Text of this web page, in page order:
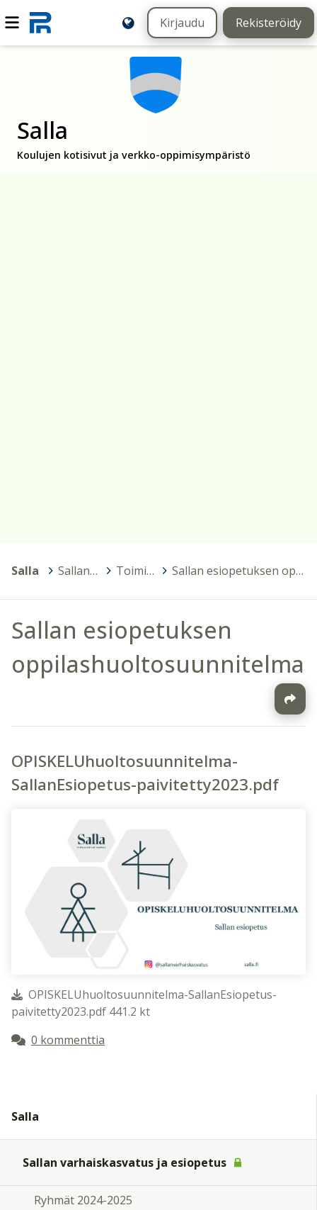
Kirjaudu Rekisteröidy
Salla
Koulujen kotisivut ja verkko-oppimisympäristö
Salla Sallan varhaiskasvatus ja esiopetus Toimintaamme ohjaavat asiakirjat Sallan esiopetuksen oppilashuoltosuunnitelma
Sallan esiopetuksen
oppilashuoltosuunnitelma
OPISKELUhuoltosuunnitelma-
SallanEsiopetus-paivitetty2023.pdf
OPISKELUhuoltosuunnitelma-SallanEsiopetus-
paivitetty2023.pdf 441.2 kt
0 kommenttia
Salla
Sallan varhaiskasvatus ja esiopetus
Ryhmät 2024-2025